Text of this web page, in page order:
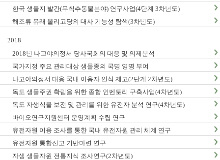
한국 생물지 발간(무척추동물분야) 연구사업(4단계 3차년도)
해조류 유래 올리고당의 대사 기능성 탐색(3차년도)
2018
2018년 나고야의정서 당사국회의 대응 및 의제분석
국가지정 주요 관리대상 생물종의 국명 영명 부여
나고야의정서 대응 국내 이용자 인식 제고(2단계 2차년도)
독도 생물주권 확립을 위한 종합 인벤토리 구축사업(4차년도)
독도 자생식물 보전 및 관리를 위한 유전자 분석 연구(4차년도)
바이오연구지원센터 운영계획 수립 연구
유전자원 이용 조사를 통한 국내 유전자원 관리 체계 연구
유전자원 통합신고 기반마련 연구
자생 생물자원 전통지식 조사연구(2차년도)